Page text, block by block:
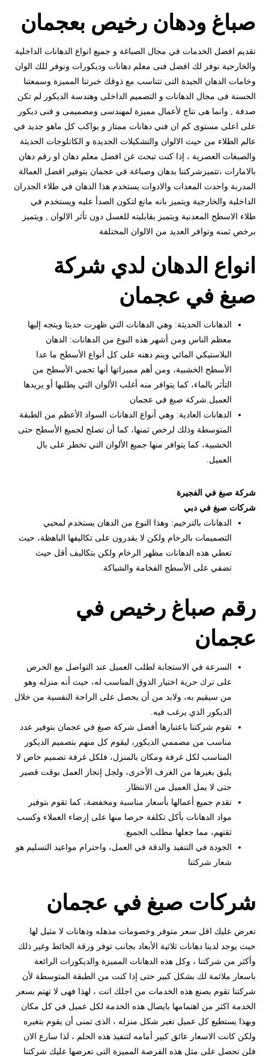
صباغ ودهان رخيص بعجمان
تقديم افضل الخدمات في مجال الصباغة و جميع انواع الدهانات الداخلية
والخارجية نوفر لك افضل فنى معلم دهانات وديكورات ونوفر للك الوان
وخامات الدهان الجيدة التى تتناسب مع ذوقك خبرتنا المميزة وسمعتنا
الحسنة فى مجال الدهانات و التصميم الداخلى وهندسة الديكور لم تكن
صدفة , وانما هى نتاج لأعمال مميزة لمهندسى ومصميمى و فنى ديكور
على اعلى مستوى كم ان فني دهانات ممتاز و يواكب كل ماهو جديد في
عالم الطلاء من حيث الالوان والتشكيلات الجديدة و الكاتلوجات الحديثة
والصبغات العصرية ، إذا كنت تبحث عن افضل معلم دهان او رقم دهان
بالامارات ،تتميزشركتنا بدهان وصباغة في عجمان بتوفير افضل العمالة
المدربة واحدث المعدات والادوات يستخدم هذا الدهان في طلاء الجدران
الداخلية والخارجية ويتميز بانه مانع لتكون الصدأ عليه ويستخدم في
طلاء الاسطح المعدنية ويتميز بقابليته للغسل دون تأثر الالوان , ويتميز
برخص ثمنه وتوافر العديد من الالوان المختلفة
انواع الدهان لدي شركة
صبغ في عجمان
الدهانات الحديثة: وهي الدهانات التي ظهرت حديثا ويتجه إليها
معظم الناس ومن أشهر هذه النوع من الدهانات: الدهان
البلاستيكي المائي ويتم دهنه على كل أنواع الأسطح ما عدا
الأسطح الخشبية، ومن أهم مميزاتها أنها تحمي الأسطح من
التأثر بالماء، كما يتوافر منه أغلب الألوان التي يطلبها أو يريدها
العميل.شركة صبغ في عجمان
الدهانات العادية: وهي أنواع الدهانات السواد الأعظم من الطبقة
المتوسطة وذلك لرخص ثمنها، كما أن تصلح لجميع الأسطح حتى
الخشبية، كما يتوافر منها جميع الألوان التي تخطر على بال
العميل.
شركة صبغ في الفجيرة
شركات صبغ في دبي
الدهانات بالترخيم: وهذا النوع من الدهان يستخدم لمحبي
التصميمات بالرخام ولكن لا يقدرون على تكاليفها الباهظة، حيث
تعطي هذه الدهانات مظهر الرخام ولكن بتكاليف أقل حيث
تضفي على الأسطح الفخامة والشياكة.
رقم صباغ رخيص في
عجمان
السرعة في الاستجابة لطلب العميل عند التواصل مع الحرص
على ترك حرية اختيار الذوق المناسب له، حيث أنه منزله وهو
من سيقيم به، ولابد من أن يحصل على الراحة النفسية من خلال
الديكور الذي يرغب فيه.
تقوم شركتنا باعتبارها أفضل شركة صبغ في عجمان بتوفير عدد
مناسب من مصممي الديكور، ليقوم كل منهم بتصميم الديكور
المناسب لكل غرفة ومكان بالمنزل، فلكل غرفة تصميم خاص لا
يليق بغيرها من الغرف الأخرى، ولجل إنجاز العمل بوقت قصير
حتى لا يمل العميل من الانتظار.
تقدم جميع أعمالها بأسعار مناسبة ومخفضة، كما تقوم بتوفير
مواد الدهانات بأكل تكلفة حرصا منها على إرضاء العملاء وكسب
ثقتهم، مما جعلها مطلب الجميع.
الجودة في التنفيذ والدقة في العمل، واحترام مواعيد التسليم هو
شعار شركتنا
شركات صبغ في عجمان
تعرض عليك اقل سعر متوفر وخصومات مذهله ودهانات لا مثيل لها
حيث يوجد لدينا دهانات ثلاثية الأبعاد بجانب توفر ورقة الحائط وغير ذلك
وأكثر من شركتنا ، وكل هذه الدهانات المميزة والديكورات الرائعة
باسعار ملائمة لك بشكل كبير حتى إذا كنت من الطبقة المتوسطة لأن
شركتنا تقوم بصنع هذه الخدمات من اجلك انت ، لهذا فهى لا تهتم بسعر
الخدمة اكثر من اهتمامها بايصال هذه الخدمة لكل عميل في كل مكان
وبهذا يستطيع كل عميل تغير شكل منزله ، الذى تمنى أن يقوم بتغيره
ولكن كانت الاسعار عائق كبير أمامه لتنفيذ هذه الحلم ، لذا سارع الان
فلن تحصل على مثل هذه الفرصة المميزة التى تعرضها عليك شركتنا